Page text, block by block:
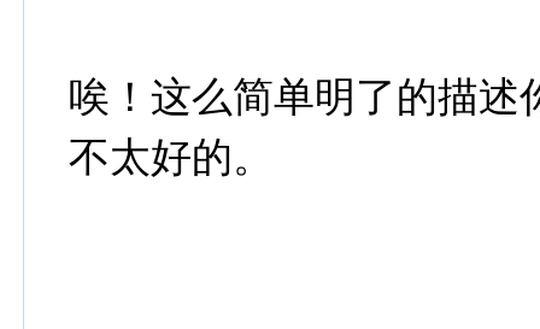
唉！这么简单明了的描述
不太好的。